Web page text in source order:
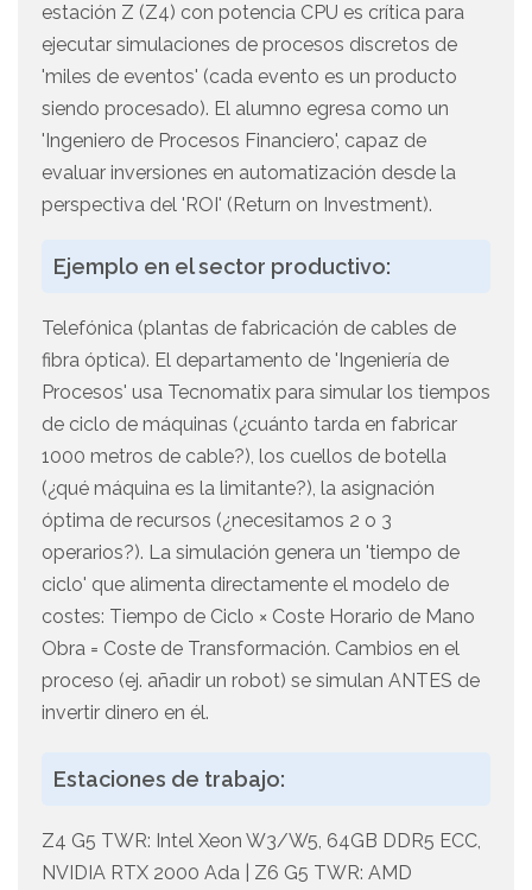
estación Z (Z4) con potencia CPU es crítica para
ejecutar simulaciones de procesos discretos de
'miles de eventos' (cada evento es un producto
siendo procesado). El alumno egresa como un
'Ingeniero de Procesos Financiero', capaz de
evaluar inversiones en automatización desde la
perspectiva del 'ROI' (Return on Investment).
Ejemplo en el sector productivo:
Telefónica (plantas de fabricación de cables de
fibra óptica). El departamento de 'Ingeniería de
Procesos' usa Tecnomatix para simular los tiempos
de ciclo de máquinas (¿cuánto tarda en fabricar
1000 metros de cable?), los cuellos de botella
(¿qué máquina es la limitante?), la asignación
óptima de recursos (¿necesitamos 2 o 3
operarios?). La simulación genera un 'tiempo de
ciclo' que alimenta directamente el modelo de
costes: Tiempo de Ciclo × Coste Horario de Mano
Obra = Coste de Transformación. Cambios en el
proceso (ej. añadir un robot) se simulan ANTES de
invertir dinero en él.
Estaciones de trabajo:
Z4 G5 TWR: Intel Xeon W3/W5, 64GB DDR5 ECC,
NVIDIA RTX 2000 Ada | Z6 G5 TWR: AMD